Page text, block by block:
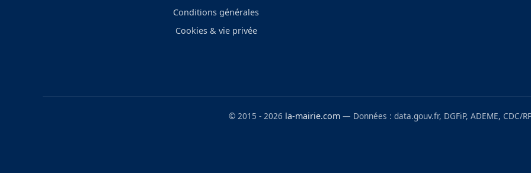
Conditions générales
Cookies & vie privée
© 2015 - 2026 la-mairie.com — Données : data.gouv.fr, DGFiP, ADEME, CDC/